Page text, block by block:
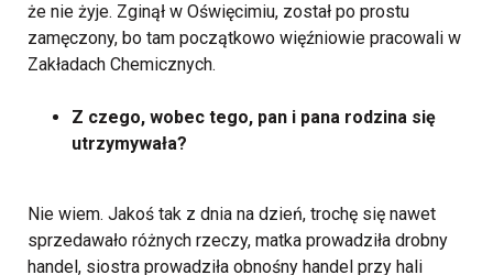
że nie żyje. Zginął w Oświęcimiu, został po prostu
zamęczony, bo tam początkowo więźniowie pracowali w
Zakładach Chemicznych.
Z czego, wobec tego, pan i pana rodzina się
utrzymywała?
Nie wiem. Jakoś tak z dnia na dzień, trochę się nawet
sprzedawało różnych rzeczy, matka prowadziła drobny
handel, siostra prowadziła obnośny handel przy hali